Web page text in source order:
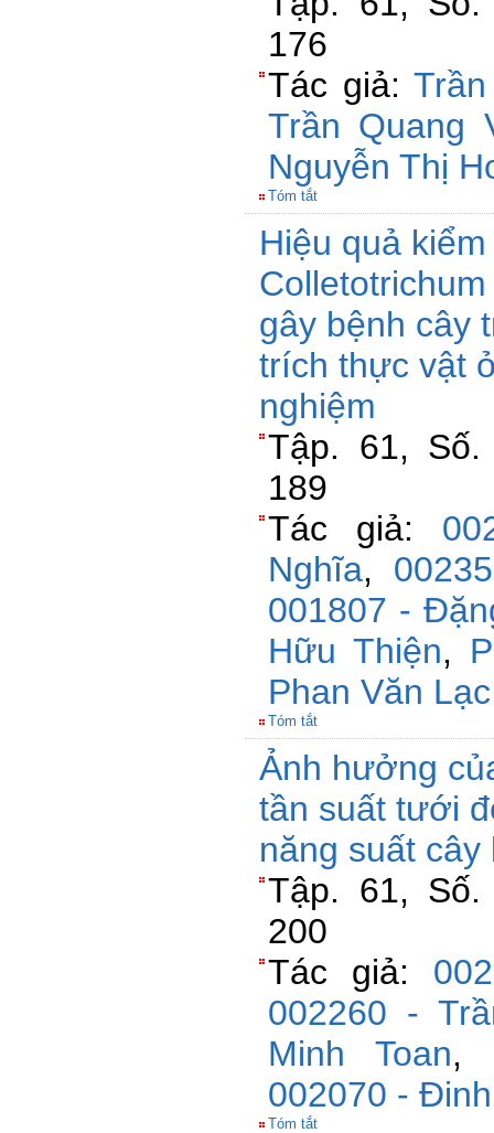
176
Tác giả:
Trần Quang
Nguyễn Thị
Tóm tắt
Hiệu quả
gây bệnh cây
trích thực vật
nghiệm
Tập. 61,
189
Tác giả:
Nghĩa,
001807 -
Hữu Thiện,
Phan Văn Lạc
Tóm tắt
Ảnh hưởng
tần suất tưới
năng suất
Tập. 61,
200
Tác giả:
002260 -
Minh Toan,
002070 -
Tóm tắt